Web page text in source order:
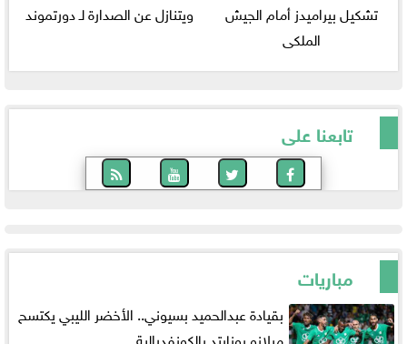
تشكيل بيراميدز أمام الجيش
الملكى
ويتنازل عن الصدارة لـ دورتموند
تابعنا على
مباريات
بقيادة عبدالحميد بسيوني.. الأخضر الليبي يكتسح
ميلانو يونايتد بالكونفدرالية